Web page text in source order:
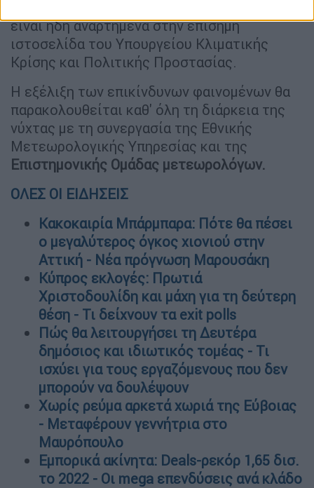
είναι ήδη αναρτημένα στην επίσημη
ιστοσελίδα του Υπουργείου Κλιματικής
Κρίσης και Πολιτικής Προστασίας.
Η εξέλιξη των επικίνδυνων φαινομένων θα
παρακολουθείται καθ' όλη τη διάρκεια της
νύχτας με τη συνεργασία της Εθνικής
Μετεωρολογικής Υπηρεσίας και της
Επιστημονικής Ομάδας μετεωρολόγων.
ΟΛΕΣ ΟΙ ΕΙΔΗΣΕΙΣ
Κακοκαιρία Μπάρμπαρα: Πότε θα πέσει
ο μεγαλύτερος όγκος χιονιού στην
Αττική - Νέα πρόγνωση Μαρουσάκη
Κύπρος εκλογές: Πρωτιά
Χριστοδουλίδη και μάχη για τη δεύτερη
θέση - Τι δείχνουν τα exit polls
Πώς θα λειτουργήσει τη Δευτέρα
δημόσιος και ιδιωτικός τομέας - Τι
ισχύει για τους εργαζόμενους που δεν
μπορούν να δουλέψουν
Χωρίς ρεύμα αρκετά χωριά της Εύβοιας
- Μεταφέρουν γεννήτρια στο
Μαυρόπουλο
Εμπορικά ακίνητα: Deals-ρεκόρ 1,65 δισ.
το 2022 - Οι mega επενδύσεις ανά κλάδο